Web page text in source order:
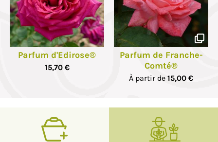
Parfum d'Edirose®
15,70 €
Parfum de Franche-
Comté®
À partir de 15,00 €